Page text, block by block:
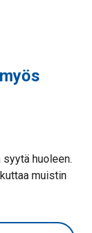
huoleen.
muistin